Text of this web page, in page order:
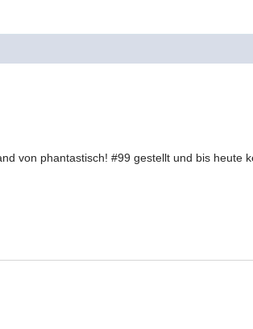
von phantastisch! #99 gestellt und bis heute